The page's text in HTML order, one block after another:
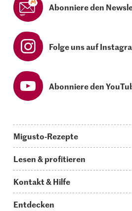
Abonniere den
Folge uns auf
Abonniere den
Migusto-Rezepte
Was koche ich heute?
Hauptgerichte
Lesen & profitieren
Storys
Kontakt & Hilfe
Entdecken